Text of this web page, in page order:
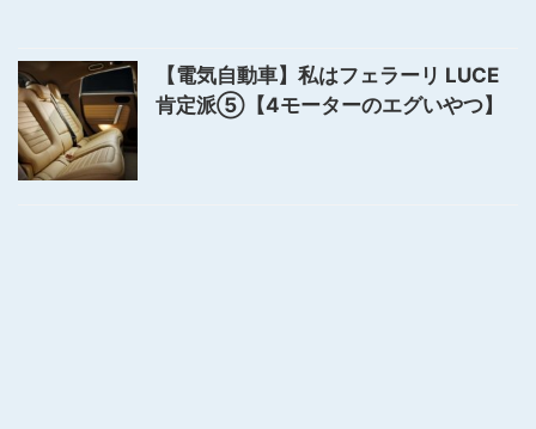
【電気自動車】私はフェラーリ LUCE
肯定派⑤【4モーターのエグいやつ】